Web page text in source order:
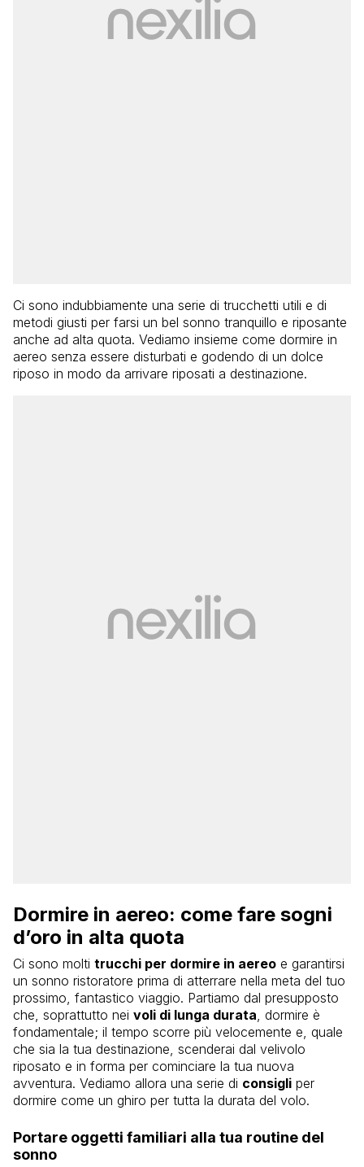
Ci sono indubbiamente una serie di trucchetti utili e di
metodi giusti per farsi un bel sonno tranquillo e riposante
anche ad alta quota. Vediamo insieme come dormire in
aereo senza essere disturbati e godendo di un dolce
riposo in modo da arrivare riposati a destinazione.
Dormire in aereo: come fare sogni
d’oro in alta quota
Ci sono molti trucchi per dormire in aereo e garantirsi
un sonno ristoratore prima di atterrare nella meta del tuo
prossimo, fantastico viaggio. Partiamo dal presupposto
che, soprattutto nei voli di lunga durata , dormire è
fondamentale; il tempo scorre più velocemente e, quale
che sia la tua destinazione, scenderai dal velivolo
riposato e in forma per cominciare la tua nuova
avventura. Vediamo allora una serie di consigli per
dormire come un ghiro per tutta la durata del volo.
Portare oggetti familiari alla tua routine del
sonno